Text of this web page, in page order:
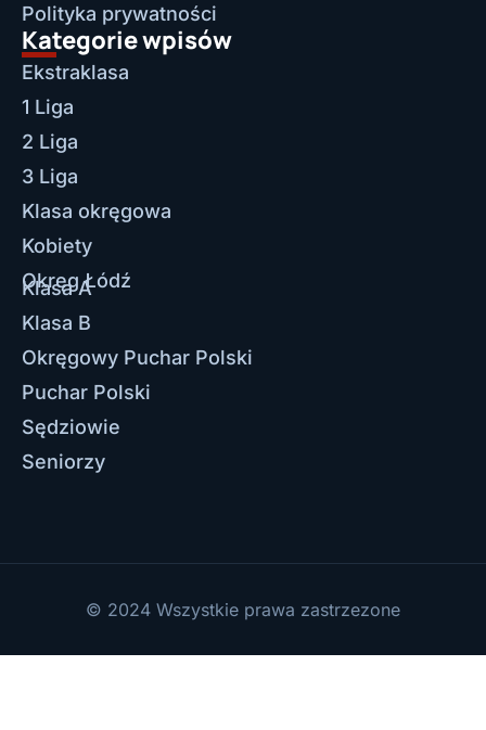
Polityka prywatności
Kategorie wpisów
Ekstraklasa
1 Liga
2 Liga
3 Liga
Klasa okręgowa
Kobiety
Okręg Łódź
Klasa A
Klasa B
Okręgowy Puchar Polski
Puchar Polski
Sędziowie
Seniorzy
© 2024 Wszystkie prawa zastrzezone